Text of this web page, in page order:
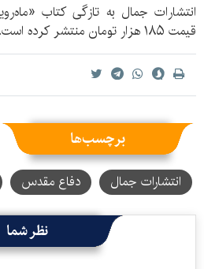
قیمت ۱۸۵ هزار تومان منتشر کرده است.
برچسب‌ها
انتشارات جمال دفاع مقدس
نظر شما